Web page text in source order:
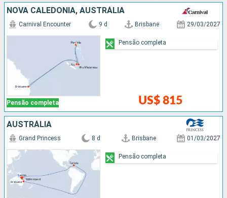
NOVA CALEDÔNIA, AUSTRÁLIA
Pensão completa
Carnival Encounter 9 d Brisbane 29/03/2027
US$ 815
Pensão completa
AUSTRÁLIA
Grand Princess 8 d Brisbane 01/03/2027
Pensão completa